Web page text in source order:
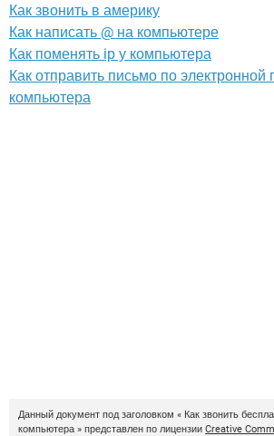
Как звонить в америку
Как написать @ на компьютере
Как поменять ip у компьютера
Как отправить письмо по электронной
компьютера
Данный документ под заголовком « Как звонить
компьютера » представлен по лицензии Creative